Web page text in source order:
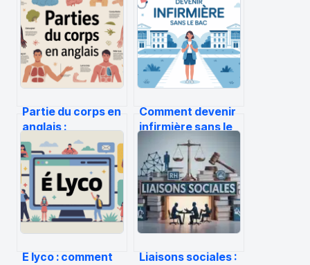
Partie du corps en
anglais :
vocabulaire utile
et explications
simples
Comment devenir
infirmière sans le
bac : les options
encore possibles
E lyco : comment
Liaisons sociales :